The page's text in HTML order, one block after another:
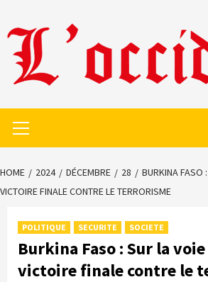
to
content
Menu
HOME 2024 DÉCEMBRE 28
BURKINA FASO
VICTOIRE FINALE CONTRE LE TERRORISME
POLITIQUE SECURITE SOCIETE
Burkina Faso : Sur la
victoire finale contre le